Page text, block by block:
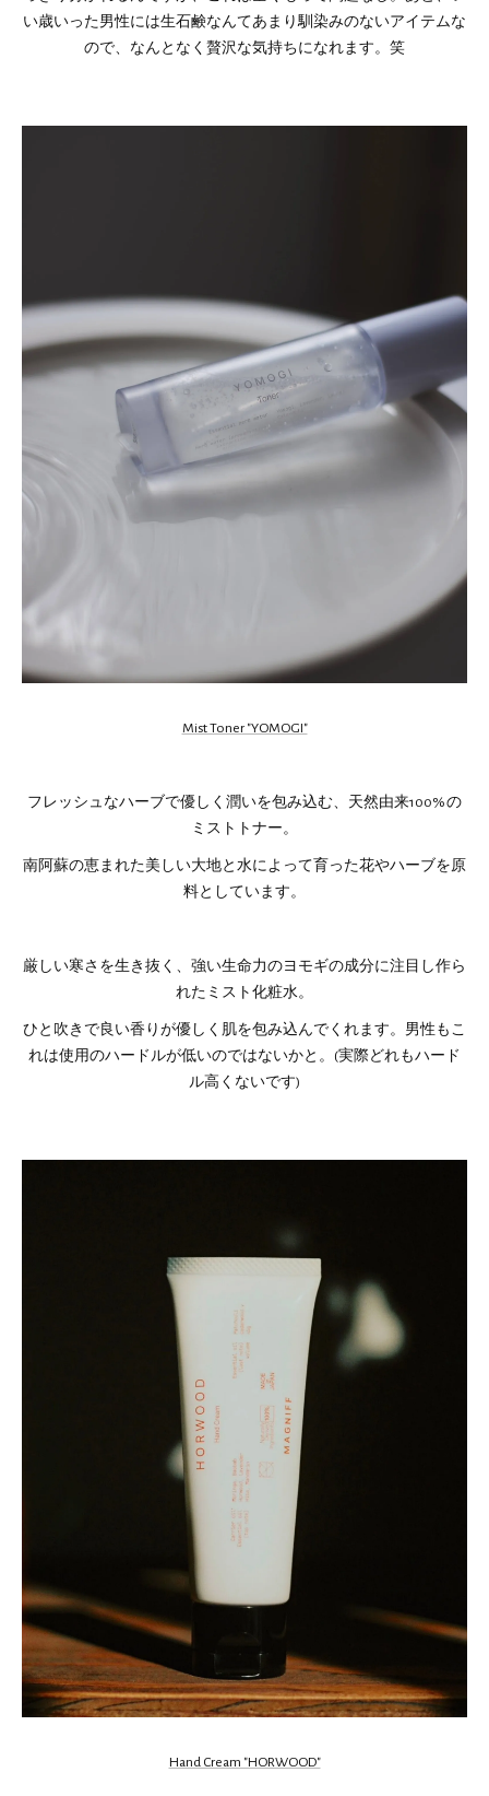
い歳いった男性には生石鹸なんてあまり馴染みのないアイテムな
ので、なんとなく贅沢な気持ちになれます。笑
Mist Toner "YOMOGI"
フレッシュなハーブで優しく潤いを包み込む、天然由来100% の
ミストトナー。
南阿蘇の恵まれた美しい大地と水によって育った花やハーブを原
料としています。
厳しい寒さを生き抜く、強い生命力のヨモギの成分に注目し作ら
れたミスト化粧水。
ひと吹きで良い香りが優しく肌を包み込んでくれます。男性もこ
れは使用のハードルが低いのではないかと。(実際どれもハード
ル高くないです)
Hand Cream "HORWOOD"